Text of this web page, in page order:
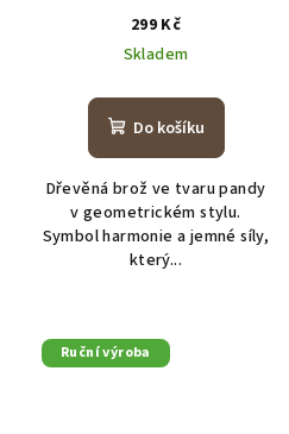
299 Kč
Skladem
Do košíku
Dřevěná brož ve tvaru pandy
v geometrickém stylu.
Symbol harmonie a jemné síly,
který...
Ruční výroba